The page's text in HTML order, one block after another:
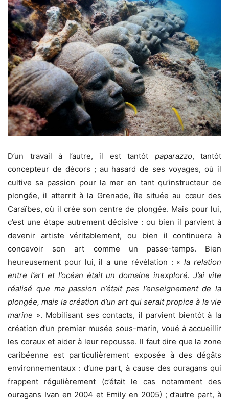
D’un travail à l’autre, il est tantôt paparazzo, tantôt
concepteur de décors ; au hasard de ses voyages, où il
cultive sa passion pour la mer en tant qu’instructeur de
plongée, il atterrit à la Grenade, île située au cœur des
Caraïbes, où il crée son centre de plongée. Mais pour lui,
c’est une étape autrement décisive : ou bien il parvient à
devenir artiste véritablement, ou bien il continuera à
concevoir son art comme un passe-temps. Bien
heureusement pour lui, il a une révélation : «la relation
entre l’art et l’océan était un domaine inexploré. J’ai vite
réalisé que ma passion n’était pas l’enseignement de la
plongée, mais la création d’un art qui serait propice à la vie
marine ». Mobilisant ses contacts, il parvient bientôt à la
création d’un premier musée sous-marin, voué à accueillir
les coraux et aider à leur repousse. Il faut dire que la zone
caribéenne est particulièrement exposée à des dégâts
environnementaux : d’une part, à cause des ouragans qui
frappent régulièrement (c’était le cas notamment des
ouragans Ivan en 2004 et Emily en 2005) ; d’autre part, à